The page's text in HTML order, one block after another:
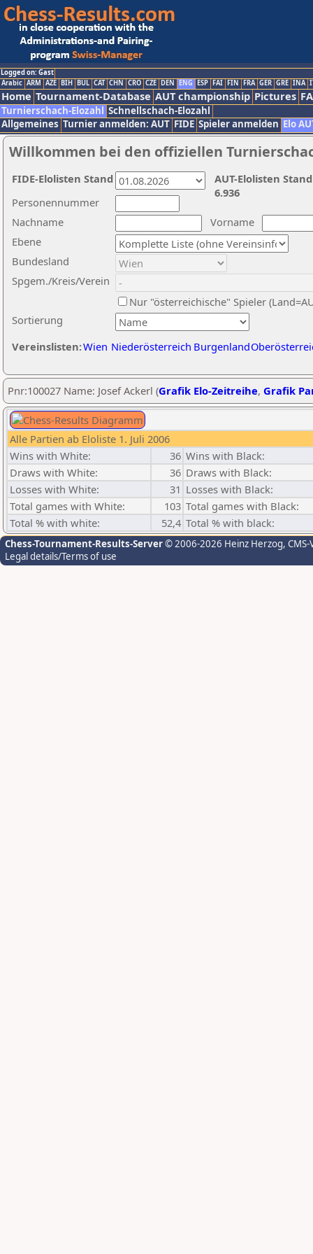
Logged on: Gast
Arabic ARM AZE BIH BUL CAT CHN CRO CZE DEN ENG ESP FAI FIN FRA GER GRE INA
Home Tournament-Database AUT championship Pictures
Turnierschach-Elozahl Schnellschach-Elozahl
Allgemeines Turnier anmelden: AUT FIDE Spieler anmelden Elo
Willkommen bei den offiziellen
Nachname
Vorname
Ebene
Sortierung
Personennummer
Bundesland
Spgem./Kreis/Verein
Nur "österreichische" Spieler
Vereinslisten:Wien Niederösterreich Burgenland
AUT-Elolisten
6.936
FIDE-Elolisten Stand
Pnr:100027 Name: Josef Ackerl (Grafik Elo-Zeitreihe, Grafik
Alle Partien ab Eloliste 1. Juli 2006
Wins with White:
36 Wins with Black:
Draws with White:
36 Draws with Black:
Losses with White:
31 Losses with Black:
Total games with White:
103 Total games with Black:
Total % with white:
52,4 Total % with black:
Chess-Tournament-Results-Server© 2006-2026 Heinz Herzog,
Legal details/Terms of use